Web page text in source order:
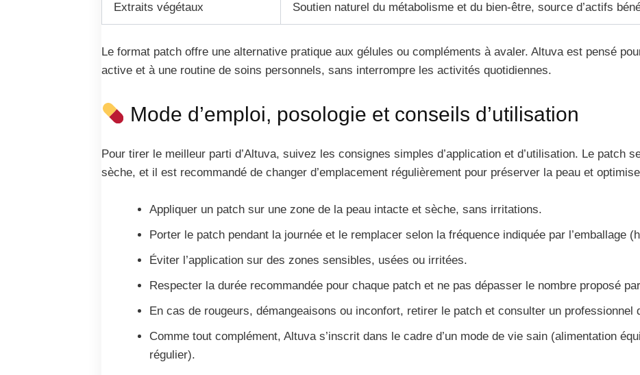
Extraits végétaux Soutien naturel du métabolisme et du bien-être, source d’actifs
Le format patch offre une alternative pratique aux gélules ou compléments à avaler. Altuva est pensé
active et à une routine de soins personnels, sans interrompre les activités quotidiennes.
Mode d’emploi, posologie et conseils d’utilisation
Pour tirer le meilleur parti d’Altuva, suivez les consignes simples d’application et d’utilisation. Le patch
sèche, et il est recommandé de changer d’emplacement régulièrement pour préserver la peau et
Appliquer un patch sur une zone de la peau intacte et sèche, sans irritations.
Porter le patch pendant la journée et le remplacer selon la fréquence indiquée par l’emballage
Éviter l’application sur des zones sensibles, usées ou irritées.
Respecter la durée recommandée pour chaque patch et ne pas dépasser le nombre proposé
En cas de rougeurs, démangeaisons ou inconfort, retirer le patch et consulter un professionnel
Comme tout complément, Altuva s’inscrit dans le cadre d’un mode de vie sain (alimentation
régulier).